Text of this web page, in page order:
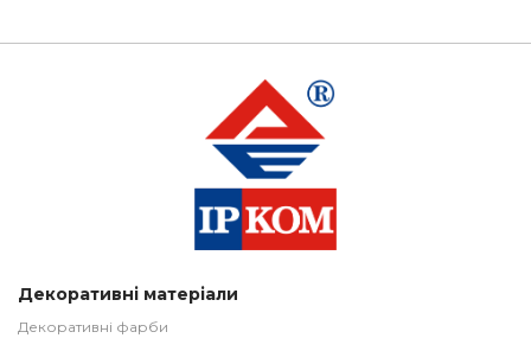
Декоративні матеріали
Декоративні фарби